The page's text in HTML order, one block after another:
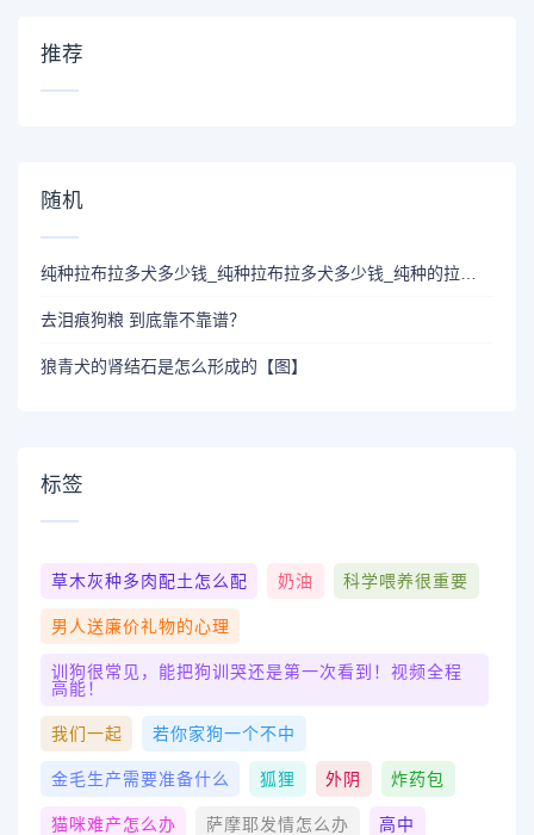
推荐
随机
去泪痕狗粮 到底靠不靠谱？
狼青犬的肾结石是怎么形成的【图】
标签
草木灰种多肉配土怎么配 奶油 科学喂养很重要
男人送廉价礼物的心理
训狗很常见，能把狗训哭还是第一次看到！视频全程
高能！
我们一起 若你家狗一个不中
金毛生产需要准备什么 狐狸 外阴 炸药包
猫咪难产怎么办 萨摩耶发情怎么办 高中